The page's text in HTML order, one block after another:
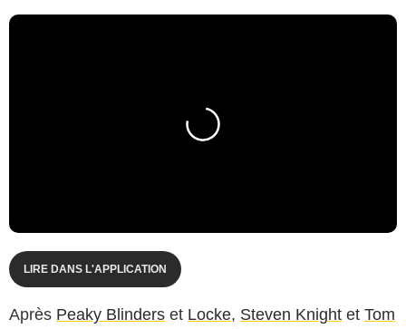
LIRE DANS L'APPLICATION
Après Peaky Blinders et Locke, Steven Knight et Tom